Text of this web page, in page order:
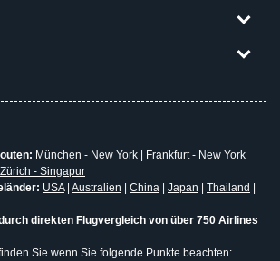
München - New York
Frankfurt - New York
Zürich - Singapur
USA| Australien China Japan Thailand
direkten Flugvergleich von über 750 Airlines
Sie wenn Sie folgende Punkte beachten: